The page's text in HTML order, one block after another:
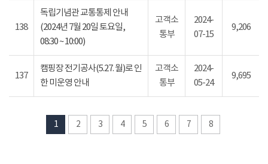
138
독립기념관 교통통제 안내
(2024년 7월 20일 토요일,
08:30 ~ 10:00)
고객소
통부
2024-
07-15
9,206
137
캠핑장 전기공사(5.27. 월)로 인
한 미운영 안내
고객소
통부
2024-
05-24
9,695
1 2 3 4 5 6 7 8